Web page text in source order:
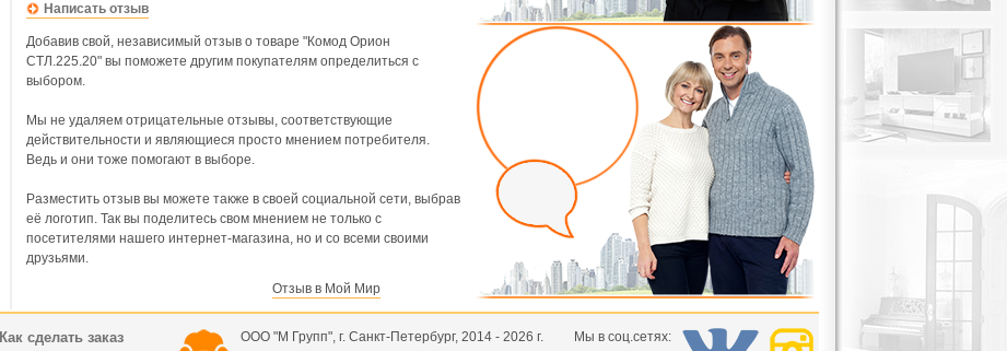
Написать отзыв
Добавив свой, независимый отзыв о товаре "Комод Орион
СТЛ.225.20" вы поможете другим покупателям определиться с
выбором.
Мы не удаляем отрицательные отзывы, соответствующие
действительности и являющиеся просто мнением потребителя.
Ведь и они тоже помогают в выборе.
Разместить отзыв вы можете также в своей социальной сети, выбрав
её логотип. Так вы поделитесь свом мнением не только с
посетителями нашего интернет-магазина, но и со всеми своими
друзьями.
Отзыв в Мой Мир
Как сделать заказ ООО "М Групп", г. Санкт-Петербург, 2014 - 2026 г. Мы в соц.сетях: